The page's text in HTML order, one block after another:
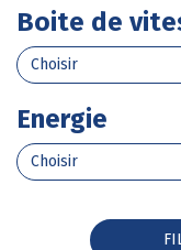
Boite de
Energie